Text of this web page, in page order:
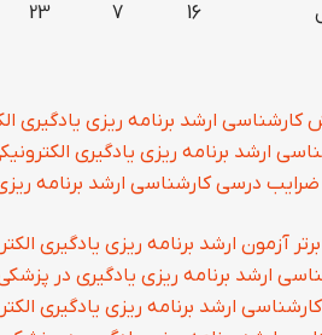
16
7
23
کارشناسی ارشد برنامه ریزی یادگیری
ارشد برنامه ریزی یادگیری
درسی کارشناسی ارشد برنامه ریزی
آزمون ارشد برنامه ریزی یادگیری
ارشد برنامه ریزی یادگیری در
ارشد برنامه ریزی یادگیری